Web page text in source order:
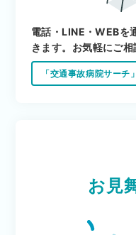
電話・LINE・WEBを
きます。お気軽にご相
「交通事故病院サーチ
お見